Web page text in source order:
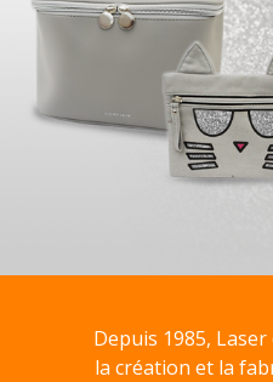
Depuis 1985,
la création et la